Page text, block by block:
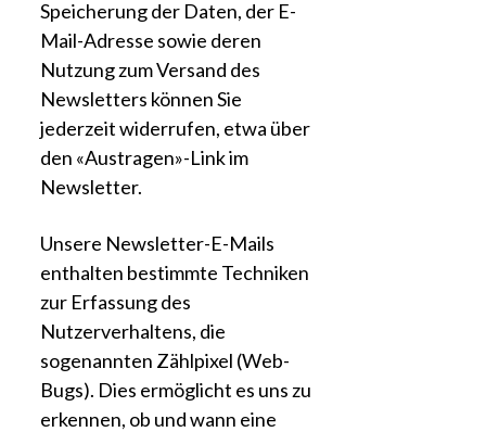
Speicherung der Daten, der E-
Mail-Adresse sowie deren
Nutzung zum Versand des
Newsletters können Sie
jederzeit widerrufen, etwa über
den «Austragen»-Link im
Newsletter.
Unsere Newsletter-E-Mails
enthalten bestimmte Techniken
zur Erfassung des
Nutzerverhaltens, die
sogenannten Zählpixel (Web-
Bugs). Dies ermöglicht es uns zu
erkennen, ob und wann eine